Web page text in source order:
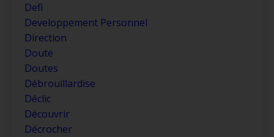
Defi
Developpement Personnel
Direction
Doute
Doutes
Débrouillardise
Déclic
Découvrir
Décrocher